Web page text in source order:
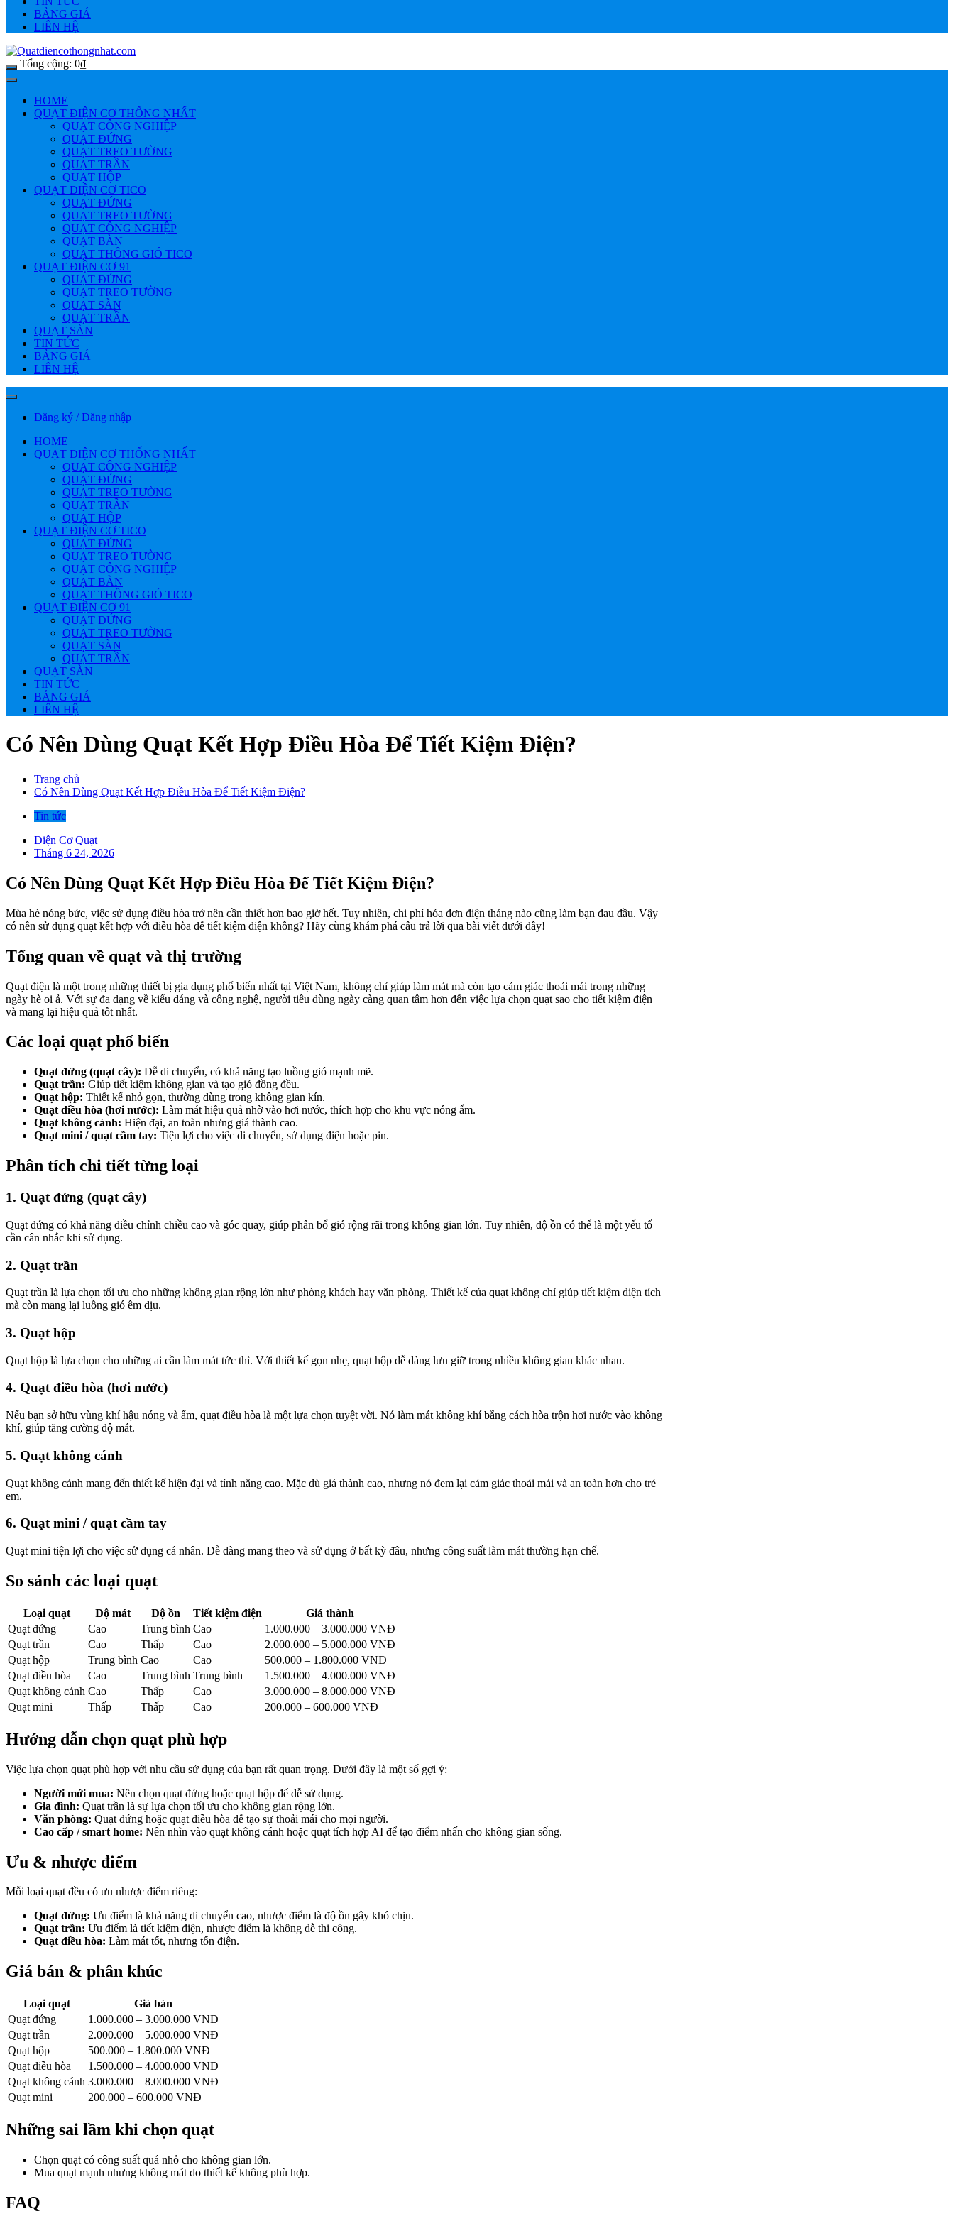
BẢNG GIÁ
LIÊN HỆ
Tổng cộng: 0₫
HOME
QUẠT ĐIỆN CƠ THỐNG NHẤT
QUẠT CÔNG NGHIỆP
QUẠT ĐỨNG
QUẠT TREO TƯỜNG
QUẠT TRẦN
QUẠT HỘP
QUẠT ĐIỆN CƠ TICO
QUẠT ĐỨNG
QUẠT TREO TƯỜNG
QUẠT CÔNG NGHIỆP
QUẠT BÀN
QUẠT THÔNG GIÓ TICO
QUẠT ĐIỆN CƠ 91
QUẠT ĐỨNG
QUẠT TREO TƯỜNG
QUẠT SÀN
QUẠT TRẦN
QUẠT SÀN
TIN TỨC
BẢNG GIÁ
LIÊN HỆ
Đăng ký / Đăng nhập
HOME
QUẠT ĐIỆN CƠ THỐNG NHẤT
QUẠT CÔNG NGHIỆP
QUẠT ĐỨNG
QUẠT TREO TƯỜNG
QUẠT TRẦN
QUẠT HỘP
QUẠT ĐIỆN CƠ TICO
QUẠT ĐỨNG
QUẠT TREO TƯỜNG
QUẠT CÔNG NGHIỆP
QUẠT BÀN
QUẠT THÔNG GIÓ TICO
QUẠT ĐIỆN CƠ 91
QUẠT ĐỨNG
QUẠT TREO TƯỜNG
QUẠT SÀN
QUẠT TRẦN
QUẠT SÀN
TIN TỨC
BẢNG GIÁ
LIÊN HỆ
Có Nên Dùng Quạt Kết Hợp Điều Hòa Để Tiết Kiệm Điện?
Trang chủ
Có Nên Dùng Quạt Kết Hợp Điều Hòa Để Tiết Kiệm Điện?
Tin tức
Điện Cơ Quạt
Tháng 6 24, 2026
Có Nên Dùng Quạt Kết Hợp Điều Hòa Để Tiết Kiệm Điện?
Mùa hè nóng bức, việc sử dụng điều hòa trở nên cần thiết hơn bao giờ hết. Tuy nhiên, chi phí hóa đơn điện tháng nào cũng làm bạn đau đầu. Vậy
có nên sử dụng quạt kết hợp với điều hòa để tiết kiệm điện không? Hãy cùng khám phá câu trả lời qua bài viết dưới đây!
Tổng quan về quạt và thị trường
Quạt điện là một trong những thiết bị gia dụng phổ biến nhất tại Việt Nam, không chỉ giúp làm mát mà còn tạo cảm giác thoải mái trong những
ngày hè oi ả. Với sự đa dạng về kiểu dáng và công nghệ, người tiêu dùng ngày càng quan tâm hơn đến việc lựa chọn quạt sao cho tiết kiệm điện
và mang lại hiệu quả tốt nhất.
Các loại quạt phổ biến
Quạt đứng (quạt cây): Dễ di chuyển, có khả năng tạo luồng gió mạnh mẽ.
Quạt trần: Giúp tiết kiệm không gian và tạo gió đồng đều.
Quạt hộp: Thiết kế nhỏ gọn, thường dùng trong không gian kín.
Quạt điều hòa (hơi nước): Làm mát hiệu quả nhờ vào hơi nước, thích hợp cho khu vực nóng ẩm.
Quạt không cánh: Hiện đại, an toàn nhưng giá thành cao.
Quạt mini / quạt cầm tay: Tiện lợi cho việc di chuyển, sử dụng điện hoặc pin.
Phân tích chi tiết từng loại
1. Quạt đứng (quạt cây)
Quạt đứng có khả năng điều chỉnh chiều cao và góc quay, giúp phân bổ gió rộng rãi trong không gian lớn. Tuy nhiên, độ ồn có thể là một yếu tố
cần cân nhắc khi sử dụng.
2. Quạt trần
Quạt trần là lựa chọn tối ưu cho những không gian rộng lớn như phòng khách hay văn phòng. Thiết kế của quạt không chỉ giúp tiết kiệm diện tích
mà còn mang lại luồng gió êm dịu.
3. Quạt hộp
Quạt hộp là lựa chọn cho những ai cần làm mát tức thì. Với thiết kế gọn nhẹ, quạt hộp dễ dàng lưu giữ trong nhiều không gian khác nhau.
4. Quạt điều hòa (hơi nước)
Nếu bạn sở hữu vùng khí hậu nóng và ẩm, quạt điều hòa là một lựa chọn tuyệt vời. Nó làm mát không khí bằng cách hòa trộn hơi nước vào không
khí, giúp tăng cường độ mát.
5. Quạt không cánh
Quạt không cánh mang đến thiết kế hiện đại và tính năng cao. Mặc dù giá thành cao, nhưng nó đem lại cảm giác thoải mái và an toàn hơn cho trẻ
em.
6. Quạt mini / quạt cầm tay
Quạt mini tiện lợi cho việc sử dụng cá nhân. Dễ dàng mang theo và sử dụng ở bất kỳ đâu, nhưng công suất làm mát thường hạn chế.
So sánh các loại quạt
Loại quạt Độ mát Độ ồn Tiết kiệm điện
Giá thành
Quạt đứng
Cao Trung bình Cao
1.000.000 – 3.000.000 VNĐ
Quạt trần
Cao Thấp Cao
2.000.000 – 5.000.000 VNĐ
Quạt hộp
Trung bình Cao Cao
500.000 – 1.800.000 VNĐ
Quạt điều hòa
Cao Trung bình Trung bình
1.500.000 – 4.000.000 VNĐ
Quạt không cánh Cao Thấp Cao
3.000.000 – 8.000.000 VNĐ
Quạt mini
Thấp Thấp Cao 200.000 – 600.000 VNĐ
Hướng dẫn chọn quạt phù hợp
Việc lựa chọn quạt phù hợp với nhu cầu sử dụng của bạn rất quan trọng. Dưới đây là một số gợi ý:
Người mới mua: Nên chọn quạt đứng hoặc quạt hộp để dễ sử dụng.
Gia đình: Quạt trần là sự lựa chọn tối ưu cho không gian rộng lớn.
Văn phòng: Quạt đứng hoặc quạt điều hòa để tạo sự thoải mái cho mọi người.
Cao cấp / smart home: Nên nhìn vào quạt không cánh hoặc quạt tích hợp AI để tạo điểm nhấn cho không gian sống.
Ưu & nhược điểm
Mỗi loại quạt đều có ưu nhược điểm riêng:
Quạt đứng: Ưu điểm là khả năng di chuyển cao, nhược điểm là độ ồn gây khó chịu.
Quạt trần: Ưu điểm là tiết kiệm điện, nhược điểm là không dễ thi công.
Quạt điều hòa: Làm mát tốt, nhưng tốn điện.
Giá bán & phân khúc
Loại quạt
Giá bán
Quạt đứng
1.000.000 – 3.000.000 VNĐ
Quạt trần
2.000.000 – 5.000.000 VNĐ
Quạt hộp
500.000 – 1.800.000 VNĐ
Quạt điều hòa
1.500.000 – 4.000.000 VNĐ
Quạt không cánh 3.000.000 – 8.000.000 VNĐ
Quạt mini
200.000 – 600.000 VNĐ
Những sai lầm khi chọn quạt
Chọn quạt có công suất quá nhỏ cho không gian lớn.
Mua quạt mạnh nhưng không mát do thiết kế không phù hợp.
FAQ